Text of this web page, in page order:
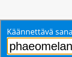
Käännettävä